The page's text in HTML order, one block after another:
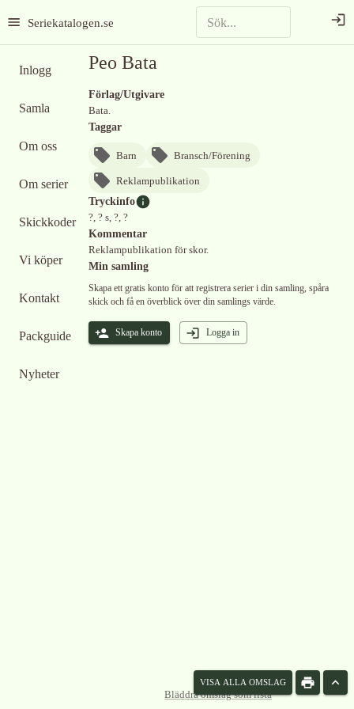
Seriekatalogen.se
Inlogg
Samla
Om oss
Om serier
Skickkoder
Vi köper
Kontakt
Packguide
Nyheter
Peo Bata
Förlag/Utgivare
Bata.
Taggar
Barn Bransch/Förening
Reklampublikation
Tryckinfo
?, ? s, ?, ?
Kommentar
Reklampublikation för skor.
Min samling
Skapa ett gratis konto för att registrera serier i din samling, spåra
skick och få en överblick över din samlings värde.
Skapa konto Logga in
VISA ALLA OMSLAG
Bläddra omslag som lista